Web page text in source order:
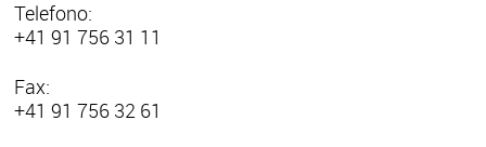
Telefono:
+41 91 756 31 11
Fax:
+41 91 756 32 61